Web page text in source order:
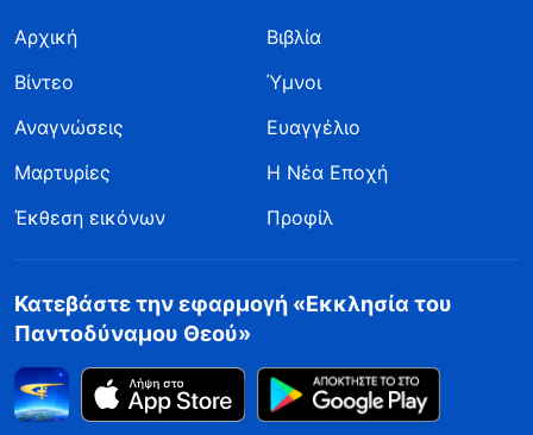
Αρχική
Βιβλία
Βίντεο
Ύμνοι
Αναγνώσεις
Ευαγγέλιο
Μαρτυρίες
Η Νέα Εποχή
Έκθεση εικόνων
Προφίλ
Κατεβάστε την εφαρμογή «Εκκλησία του
Παντοδύναμου Θεού»